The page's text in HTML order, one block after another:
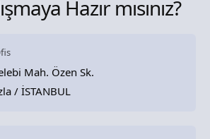
Hazır mısınız?
Mah. Özen Sk.
/ İSTANBUL